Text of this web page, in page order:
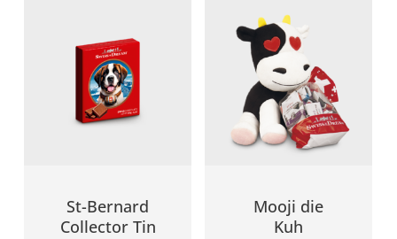
St-Bernard
Collector Tin
Mooji die
Kuh